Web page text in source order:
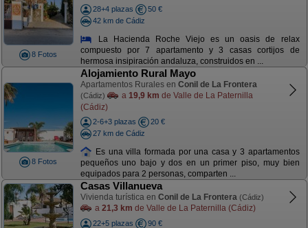
8 Fotos
28+4 plazas
50 €
42 km de Cádiz
La Hacienda Roche Viejo es un oasis de relax
compuesto por 7 apartamento y 3 casas cortijos de
hermosa insipiración andaluza, construidos en ...
8 Fotos
Alojamiento Rural Mayo
Apartamentos Rurales en Conil de La Frontera
(Cádiz) a 19,9 km de Valle de La Paternilla
(Cádiz)
2-6+3 plazas
20 €
27 km de Cádiz
Es una villa formada por una casa y 3 apartamentos
pequeños uno bajo y dos en un primer piso, muy bien
equipados para 2 personas, comparten ...
Casas Villanueva
Vivienda turística en Conil de La Frontera (Cádiz)
a 21,3 km de Valle de La Paternilla (Cádiz)
22+5 plazas
90 €